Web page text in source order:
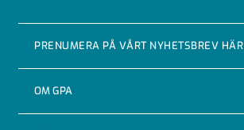
PRENUMERA PÅ VÅRT NYHETSBREV HÄR
OM GPA